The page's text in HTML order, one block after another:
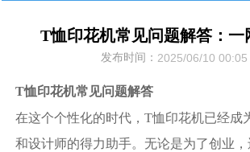
T恤印花机常见问题解答：一
发布时间： 2025/06/10 00:05
T恤印花机常见问题解答
在这个个性化的时代，T恤印花机已经成
和设计师的得力助手。无论是为了创业